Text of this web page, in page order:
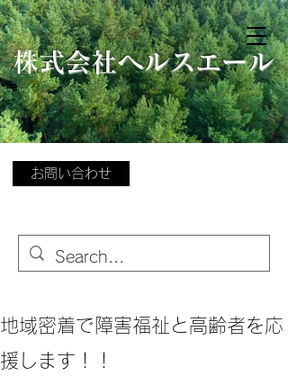
​株式会社ヘルスエール
お問い合わせ
地域密着で障害福祉と高齢者を応
援します！！